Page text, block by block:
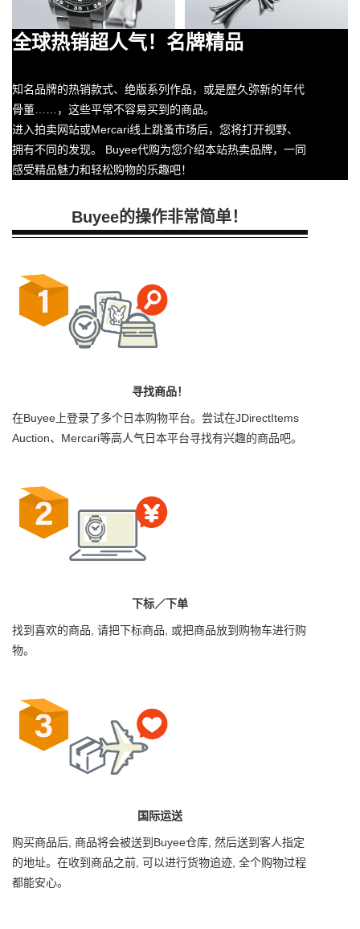
全球热销超人气！名牌精品
知名品牌的热销款式、绝版系列作品，或是歷久弥新的年代
骨董……，这些平常不容易买到的商品。
进入拍卖网站或Mercari线上跳蚤市场后，您将打开视野、
拥有不同的发现。 Buyee代购为您介绍本站热卖品牌，一同
感受精品魅力和轻松购物的乐趣吧！
Buyee的操作非常简单！
寻找商品！
在Buyee上登录了多个日本购物平台。尝试在JDirectItems
Auction、Mercari等高人气日本平台寻找有兴趣的商品吧。
下标／下单
找到喜欢的商品, 请把下标商品, 或把商品放到购物车进行购
物。
国际运送
购买商品后, 商品将会被送到Buyee仓库, 然后送到客人指定
的地址。在收到商品之前, 可以进行货物追迹, 全个购物过程
都能安心。